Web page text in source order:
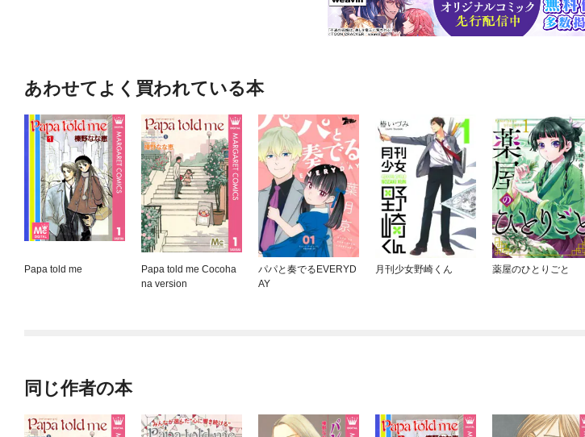
あわせてよく買われている本
Papa told me
Papa told me Cocoha
na version
パパと奏でるEVERYD
AY
月刊少女野崎くん 薬屋のひとりごと
同じ作者の本